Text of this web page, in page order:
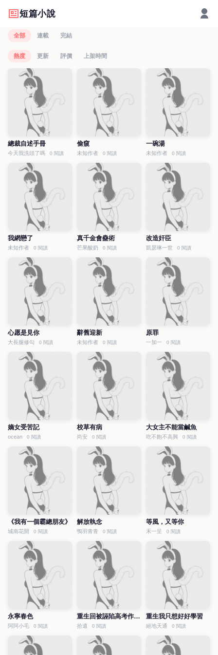
短篇小說
全部 連載 完結
熱度 更新 評價 上架時間
總裁自述手冊
今天我洗頭了嗎 0 閱讀
偷窺
未知作者 0 閱讀
一碗湯
未知作者 0 閱讀
我網戀了
未知作者 0 閱讀
真千金會蠱術
芒果酸奶 0 閱讀
改造奸臣
凱瑟琳一世 0 閱讀
心愿是見你
大長腿修勾 0 閱讀
辭舊迎新
未知作者 0 閱讀
原罪
一加一 0 閱讀
嫡女受苦記
ocean 0 閱讀
校草有病
尚安 0 閱讀
大女主不能當鹹魚
吃不飽不高興 0 閱讀
《我有一個霸總朋友》
城南花開 0 閱讀
解放執念
鴨羽青青 0 閱讀
等風，又等你
禾一呈 0 閱讀
永寧春色
阿阿小毛 0 閱讀
重生回被誣陷高考作弊前
拾遺 0 閱讀
重生我只想好好學習
絕地天通 0 閱讀